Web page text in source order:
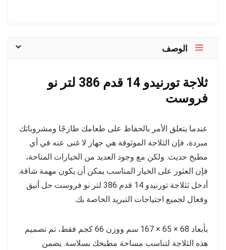
الوصف
ثلاجة تورنيدو 14 قدم 386 لتر نو
فروست
عندما يتعلق الأمر بالحفاظ على طعامك طازجًا ومشروباتك
مبردة، فإن الثلاجة الموثوقة هي جهاز لا غنى عنه في أي
مطبخ حديث. ولكن مع وجود العديد من الخيارات المتاحة،
فإن العثور على الخيار المناسب يمكن أن يكون مهمة شاقة.
أدخل ثثلاجة تورنيدو 14 قدم 386 لتر نو فروست حل أنيق
وفعال لجميع احتياجات التبريد الخاصة بك.
بأبعاد 68 × 65 × 167 سم ووزن 66 كجم فقط، تم تصميم
هذه الثلاجة لتناسب مساحة مطبخك بسلاسة. يضمن